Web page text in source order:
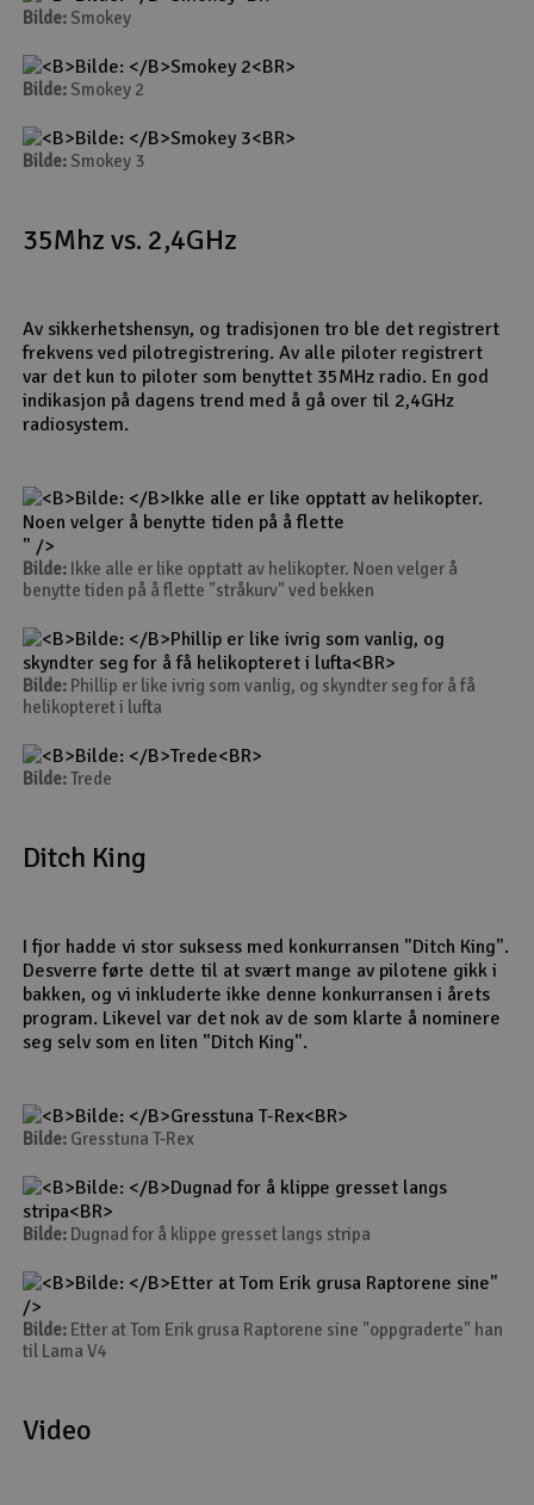
Bilde: Smokey
Bilde: Smokey 2
Bilde: Smokey 3
35Mhz vs. 2,4GHz
Av sikkerhetshensyn, og tradisjonen tro ble det registrert
frekvens ved pilotregistrering. Av alle piloter registrert
var det kun to piloter som benyttet 35MHz radio. En god
indikasjon på dagens trend med å gå over til 2,4GHz
radiosystem.
" />
Bilde: Ikke alle er like opptatt av helikopter. Noen velger å
benytte tiden på å flette "stråkurv" ved bekken
Bilde: Phillip er like ivrig som vanlig, og skyndter seg for å få
helikopteret i lufta
Bilde:Trede
Ditch King
I fjor hadde vi stor suksess med konkurransen "Ditch King".
Desverre førte dette til at svært mange av pilotene gikk i
bakken, og vi inkluderte ikke denne konkurransen i årets
program. Likevel var det nok av de som klarte å nominere
seg selv som en liten "Ditch King".
Bilde: Gresstuna T-Rex
Bilde: Dugnad for å klippe gresset langs stripa
"
/>
Bilde: Etter at Tom Erik grusa Raptorene sine "oppgraderte" han
til Lama V4
Video